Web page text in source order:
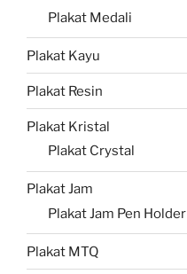
Plakat Medali
Plakat Kayu
Plakat Resin
Plakat Kristal
Plakat Crystal
Plakat Jam
Plakat Jam Pen Holder
Plakat MTQ